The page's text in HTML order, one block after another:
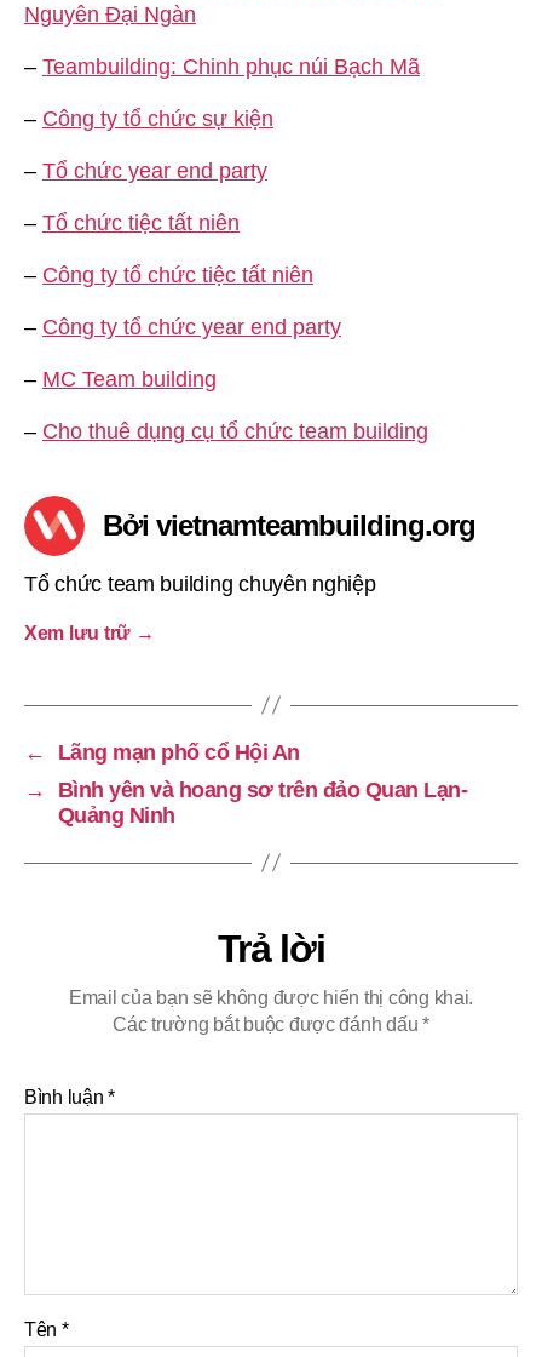
Nguyên Đại Ngàn
– Teambuilding: Chinh phục núi Bạch Mã
– Công ty tổ chức sự kiện
– Tổ chức year end party
– Tổ chức tiệc tất niên
– Công ty tổ chức tiệc tất niên
– Công ty tổ chức year end party
– MC Team building
– Cho thuê dụng cụ tổ chức team building
Bởi vietnamteambuilding.org
Tổ chức team building chuyên nghiệp
Xem lưu trữ →
←
Lãng mạn phố cổ Hội An
→
Bình yên và hoang sơ trên đảo Quan Lạn-
Quảng Ninh
Trả lời
Email của bạn sẽ không được hiển thị công khai.
Các trường bắt buộc được đánh dấu*
Bình luận*
Tên *